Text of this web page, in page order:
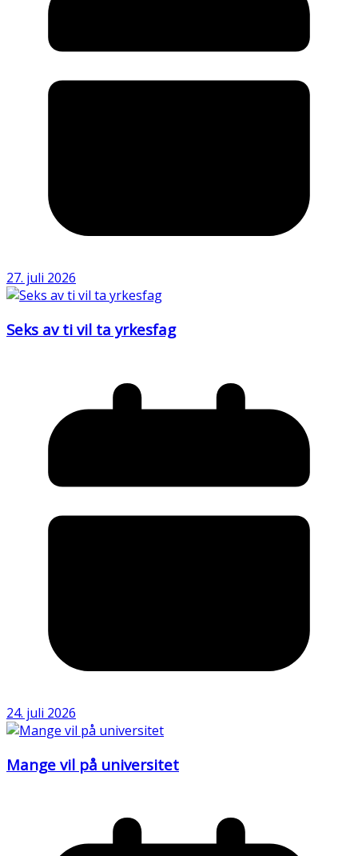
27. juli 2026
Seks av ti vil ta yrkesfag
24. juli 2026
Mange vil på universitet